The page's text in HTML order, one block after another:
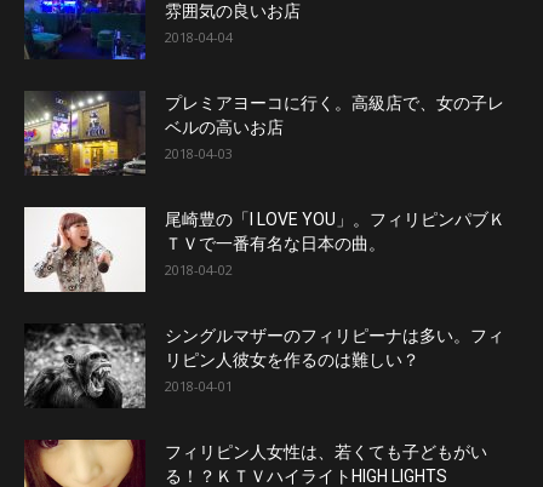
雰囲気の良いお店
2018-04-04
プレミアヨーコに行く。高級店で、女の子レ
ベルの高いお店
2018-04-03
尾崎豊の「I LOVE YOU」。フィリピンパブＫ
ＴＶで一番有名な日本の曲。
2018-04-02
シングルマザーのフィリピーナは多い。フィ
リピン人彼女を作るのは難しい？
2018-04-01
フィリピン人女性は、若くても子どもがい
る！？ＫＴＶハイライトHIGH LIGHTS